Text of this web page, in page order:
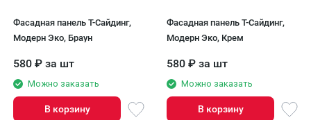
Фасадная панель T-Сайдинг,
Модерн Эко, Браун
580 ₽ за шт
Можно заказать
В корзину
Фасадная панель T-Сайдинг,
Модерн Эко, Крем
580 ₽ за шт
Можно заказать
В корзину